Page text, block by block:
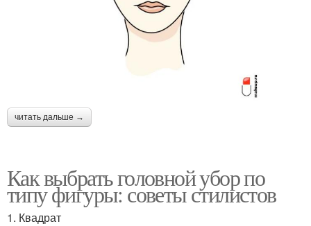
читать дальше →
Как выбрать головной убор по
типу фигуры: советы стилистов
1. Квадрат